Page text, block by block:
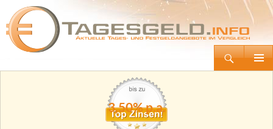
Tagesgeld.info – Tagesgeldkonten vergleichen und Tagesgeld-Zinsen berechnen
Zum
3,50% p.a.